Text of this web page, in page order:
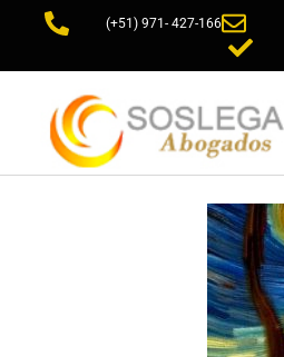
(+51) 971- 427-166